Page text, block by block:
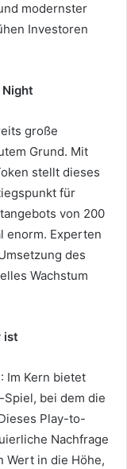
modernster
Investoren
große
Grund. Mit
stellt dieses
für
von 200
enorm. Experten
des
Wachstum
ist
: Im Kern bietet
bei dem die
Play-to-
Nachfrage
Wert in die Höhe,